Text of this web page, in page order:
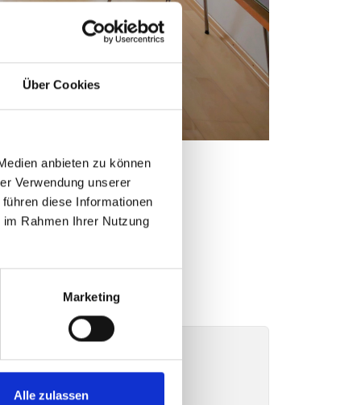
Über Cookies
anbieten zu können
Verwendung unserer
diese Informationen
Rahmen Ihrer Nutzung
Marketing
Alle zulassen